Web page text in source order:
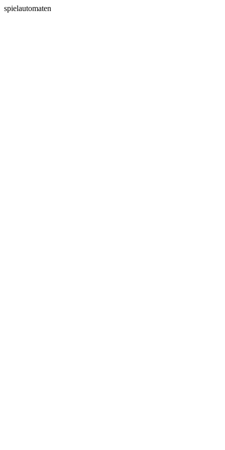
spielautomaten